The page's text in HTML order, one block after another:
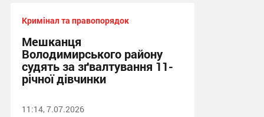
Кримінал та правопорядок
Мешканця
Володимирського району
судять за зґвалтування 11-
річної дівчинки
11:14, 7.07.2026